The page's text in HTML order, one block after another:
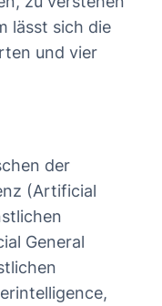
lässt sich die
und vier
der
(Artificial
General